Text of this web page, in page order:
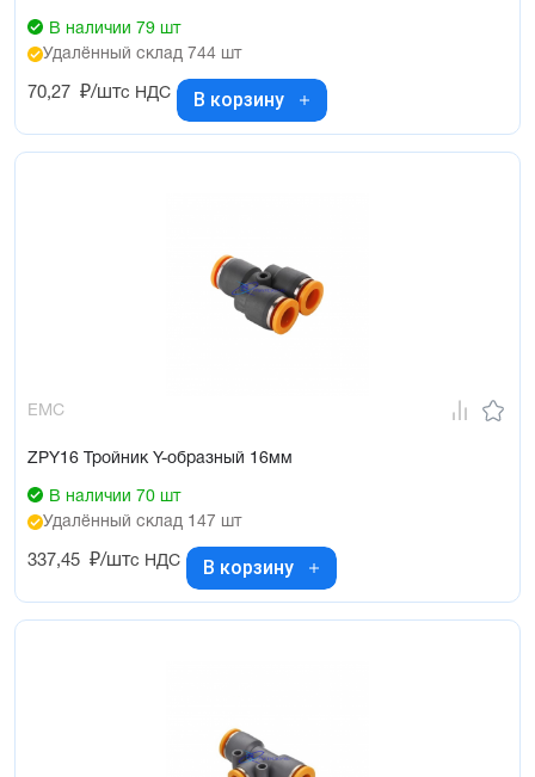
В наличии 79 шт
Удалённый склад 744 шт
70,27 ₽/штс НДС В корзину
EMC
ZPY16 Тройник Y-образный 16мм
В наличии 70 шт
Удалённый склад 147 шт
337,45 ₽/штс НДС В корзину